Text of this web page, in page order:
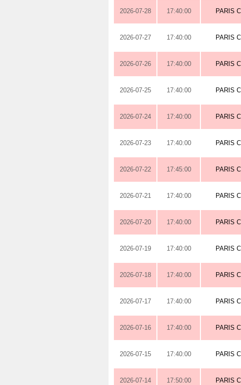
2026-07-28 17:40:00 PARIS
2026-07-27 17:40:00 PARIS
2026-07-26 17:40:00 PARIS
2026-07-25 17:40:00 PARIS
2026-07-24 17:40:00 PARIS
2026-07-23 17:40:00 PARIS
2026-07-22 17:45:00 PARIS
2026-07-21 17:40:00 PARIS
2026-07-20 17:40:00 PARIS
2026-07-19 17:40:00 PARIS
2026-07-18 17:40:00 PARIS
2026-07-17 17:40:00 PARIS
2026-07-16 17:40:00 PARIS
2026-07-15 17:40:00 PARIS
2026-07-14 17:50:00 PARIS